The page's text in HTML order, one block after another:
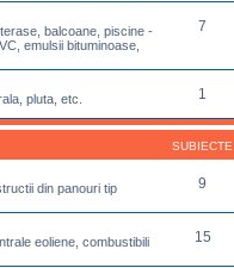
balcoane, piscine -
emulsii bituminoase,
7
pluta, etc. 1
SUBIECTE
din panouri tip
9
eoliene, combustibili
15